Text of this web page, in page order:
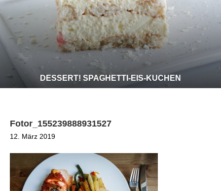
DESSERT! SPAGHETTI-EIS-KUCHEN
Fotor_155239888931527
12. März 2019